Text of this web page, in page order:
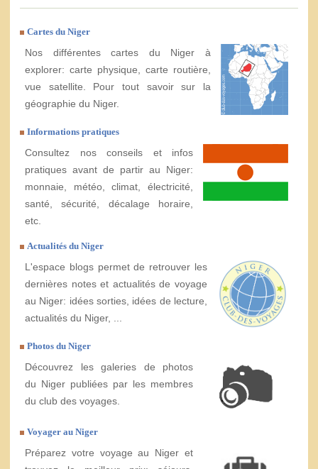
Cartes du Niger
Nos différentes cartes du Niger à
explorer: carte physique, carte routière,
vue satellite. Pour tout savoir sur la
géographie du Niger.
Informations pratiques
Consultez nos conseils et infos
pratiques avant de partir au Niger:
monnaie, météo, climat, électricité,
santé, sécurité, décalage horaire,
etc.
Actualités du Niger
L'espace blogs permet de retrouver les
dernières notes et actualités de voyage
au Niger: idées sorties, idées de lecture,
actualités du Niger, ...
Photos du Niger
Découvrez les galeries de photos
du Niger publiées par les membres
du club des voyages.
Voyager au Niger
Préparez votre voyage au Niger et